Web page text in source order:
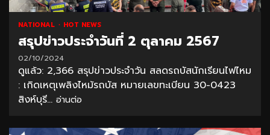
NATIONAL HOT NEWS
สรุปข่าวประจำวันที่ 2 ตุลาคม 2567
02/10/2024
ดูแล้ว: 2,366 สรุปข่าวประจำวัน สลดรถบัสนักเรียนไฟไหม
: เกิดเหตุเพลิงไหม้รถบัส หมายเลขทะเบียน 30-0423
สิงห์บุรี... อ่านต่อ